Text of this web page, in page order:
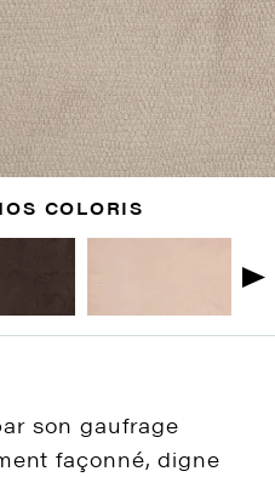
COLORIS
son gaufrage
façonné, digne